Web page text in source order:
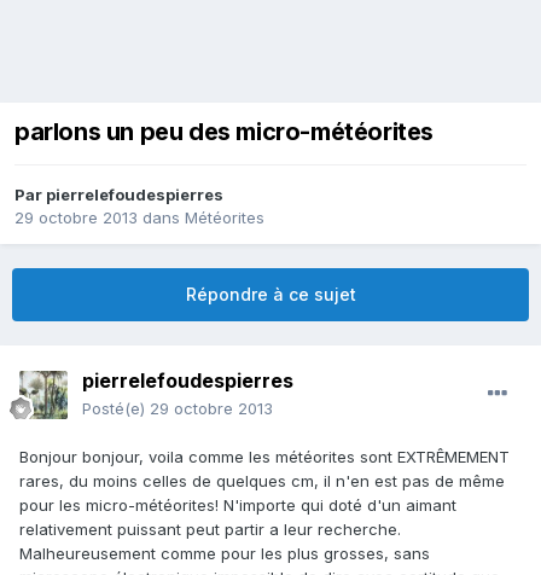
parlons un peu des micro-météorites
Par pierrelefoudespierres
29 octobre 2013 dans Météorites
Répondre à ce sujet
pierrelefoudespierres
Posté(e) 29 octobre 2013
Bonjour bonjour, voila comme les météorites sont EXTRÊMEMENT
rares, du moins celles de quelques cm, il n'en est pas de même
pour les micro-météorites! N'importe qui doté d'un aimant
relativement puissant peut partir a leur recherche.
Malheureusement comme pour les plus grosses, sans